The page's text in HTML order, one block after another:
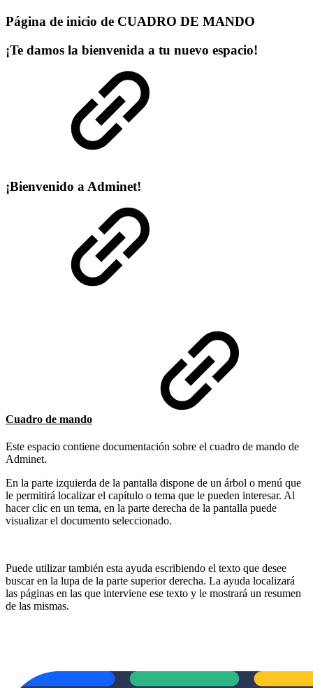
Página de inicio de CUADRO DE MANDO
¡Te damos la bienvenida a tu nuevo espacio!
¡Bienvenido a Adminet!
Cuadro de mando
Este espacio contiene documentación sobre el cuadro de mando de
Adminet.
En la parte izquierda de la pantalla dispone de un árbol o menú que
le permitirá localizar el capítulo o tema que le pueden interesar. Al
hacer clic en un tema, en la parte derecha de la pantalla puede
visualizar el documento seleccionado.
Puede utilizar también esta ayuda escribiendo el texto que desee
buscar en la lupa de la parte superior derecha. La ayuda localizará
las páginas en las que interviene ese texto y le mostrará un resumen
de las mismas.